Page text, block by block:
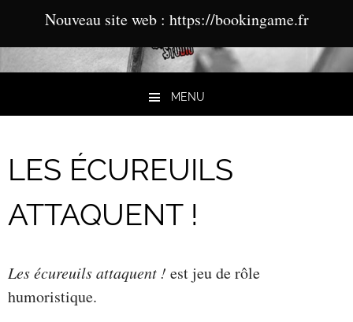
MENU
LES ÉCUREUILS
ATTAQUENT !
Les écureuils attaquent ! est jeu de rôle
humoristique.
Nouveau site web : https://bookingame.fr